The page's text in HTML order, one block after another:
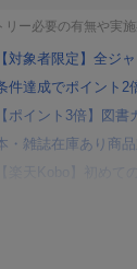
ー必要の有無や実施
対象者限定】全ジ
件達成でポイント2
ポイント3倍】図書
・雑誌在庫あり商
楽天Kobo】初めて